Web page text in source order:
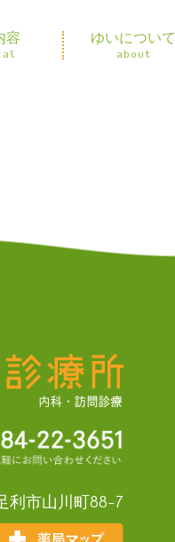
容 ゆいについて
about
利市山川町88-7